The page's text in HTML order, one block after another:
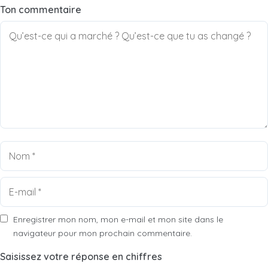
Ton commentaire
Enregistrer mon nom, mon e-mail et mon site dans le
navigateur pour mon prochain commentaire.
Saisissez votre réponse en chiffres